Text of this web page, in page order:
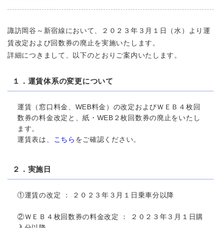
諏訪岡谷～新宿線において、２０２３年３月１日（水）より運
賃改定および回数券の廃止を実施いたします。
詳細につきまして、以下のとおりご案内いたします。
１．運賃体系の変更について
運賃（窓口料金、WEB料金）の改定およびＷＥＢ４枚回
数券の料金改定と、紙・WEB２枚回数券の廃止をいたし
ます。
運賃表は、
こちら をご確認ください。
２．実施日
①運賃の改定 ： ２０２３年３月１日乗車分以降
②ＷＥＢ４枚回数券の料金改定 ： ２０２３年３月１日購